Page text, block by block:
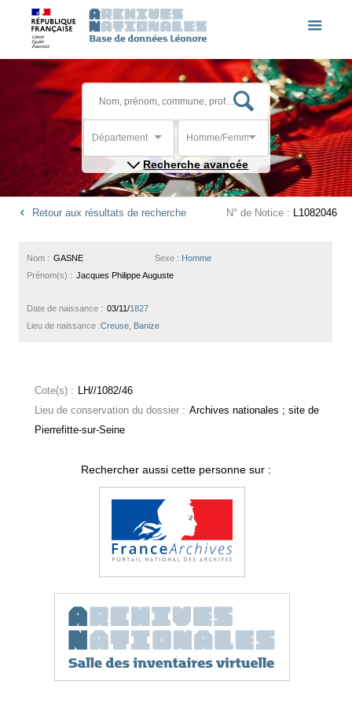
Département Homme/Femme
Recherche avancée
Retour aux résultats de recherche N° de Notice : L1082046
Sexe : Homme
Nom : GASNE
Prénom(s) : Jacques Philippe Auguste
Date de naissance : 03/11/1827
Lieu de naissance :Creuse, Banize
Cote(s) : LH//1082/46
Lieu de conservation du dossier : Archives nationales ; site de
Pierrefitte-sur-Seine
Rechercher aussi cette personne sur :